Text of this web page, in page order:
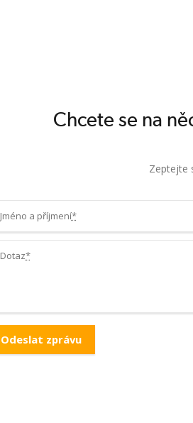
Chcete se na
Zeptejte
Jméno a příjmení*
Dotaz*